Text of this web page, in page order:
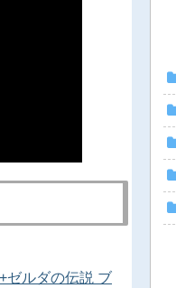
ゼルダの伝説 ブ